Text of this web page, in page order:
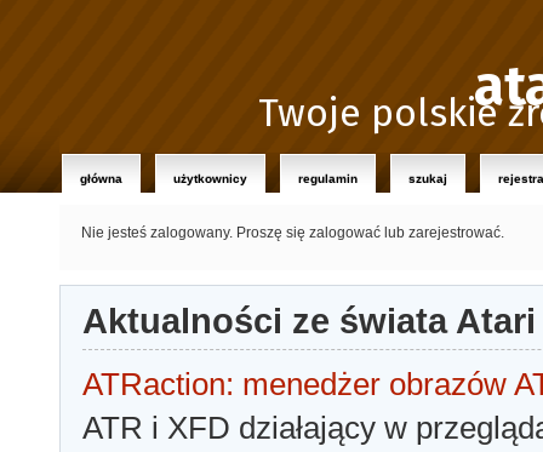
Twoje polskie
główna użytkownicy regulamin szukaj
Nie jesteś zalogowany. Proszę się zalogować lub zarejestrować.
Aktualności ze świata Atari
ATRaction: menedżer obrazów
ATR i XFD działający w